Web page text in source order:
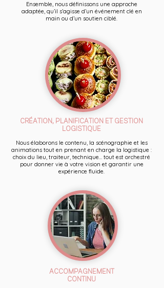
Ensemble, nous définissons une approche
adaptée, qu’il s’agisse d’un événement clé en
main ou d’un soutien ciblé.
CRÉATION, PLANIFICATION ET GESTION
LOGISTIQUE
Nous élaborons le contenu, la scénographie et les
animations tout en prenant en charge la logistique :
choix du lieu, traiteur, technique... tout est orchestré
pour donner vie à votre vision et garantir une
expérience fluide.
ACCOMPAGNEMENT
CONTINU